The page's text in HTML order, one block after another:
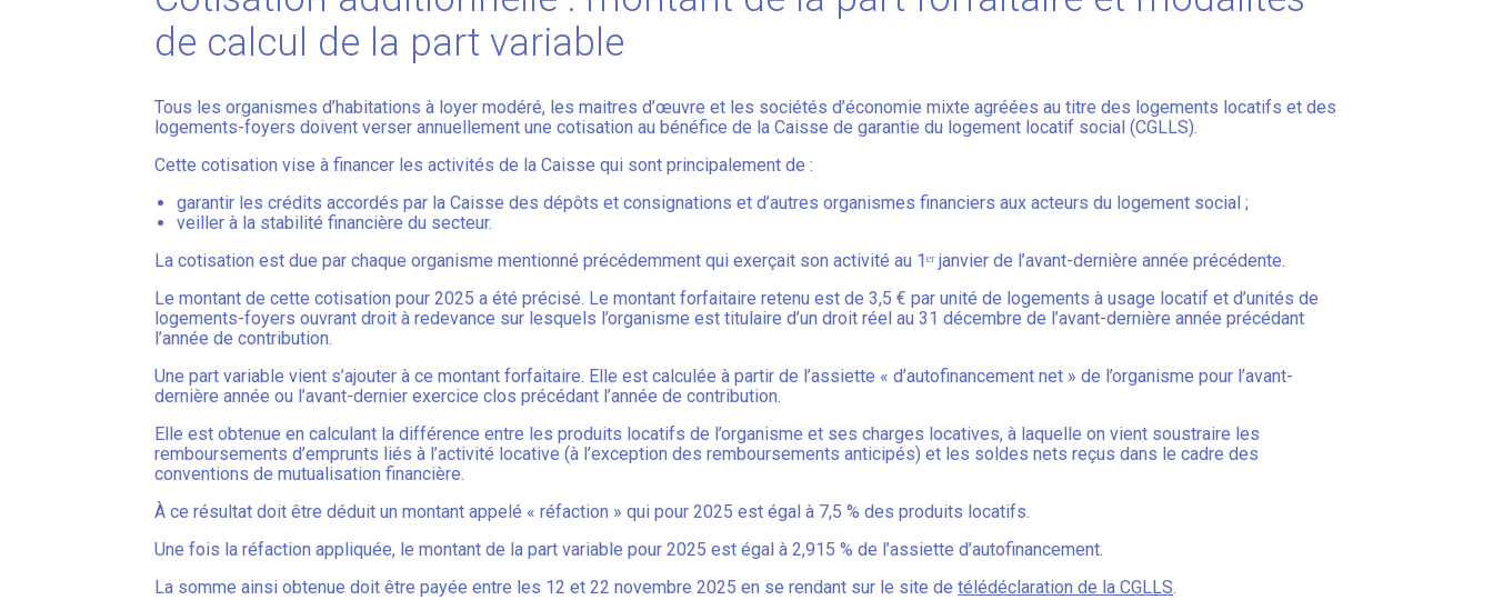
de calcul de la part variable
Tous les organismes d’habitations à loyer modéré, les maitres d’œuvre et les sociétés d’économie mixte agréées au titre des logements locatifs et des
logements-foyers doivent verser annuellement une cotisation au bénéfice de la Caisse de garantie du logement locatif social (CGLLS).
Cette cotisation vise à financer les activités de la Caisse qui sont principalement de :
garantir les crédits accordés par la Caisse des dépôts et consignations et d’autres organismes financiers aux acteurs du logement social ;
veiller à la stabilité financière du secteur.
La cotisation est due par chaque organisme mentionné précédemment qui exerçait son activité au 1ᵉʳ janvier de l’avant-dernière année précédente.
Le montant de cette cotisation pour 2025 a été précisé. Le montant forfaitaire retenu est de 3,5 € par unité de logements à usage locatif et d’unités de
logements-foyers ouvrant droit à redevance sur lesquels l’organisme est titulaire d’un droit réel au 31 décembre de l’avant-dernière année précédant
l’année de contribution.
Une part variable vient s’ajouter à ce montant forfaitaire. Elle est calculée à partir de l’assiette « d’autofinancement net » de l’organisme pour l’avant-
dernière année ou l’avant-dernier exercice clos précédant l’année de contribution.
Elle est obtenue en calculant la différence entre les produits locatifs de l’organisme et ses charges locatives, à laquelle on vient soustraire les
remboursements d’emprunts liés à l’activité locative (à l’exception des remboursements anticipés) et les soldes nets reçus dans le cadre des
conventions de mutualisation financière.
À ce résultat doit être déduit un montant appelé « réfaction » qui pour 2025 est égal à 7,5 % des produits locatifs.
Une fois la réfaction appliquée, le montant de la part variable pour 2025 est égal à 2,915 % de l’assiette d’autofinancement.
La somme ainsi obtenue doit être payée entre les 12 et 22 novembre 2025 en se rendant sur le site detélédéclaration de la CGLLS.